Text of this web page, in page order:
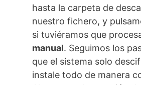
hasta la carpeta de
nuestro fichero, y
si tuviéramos que
manual. Seguimos los
que el sistema solo
instale todo de manera